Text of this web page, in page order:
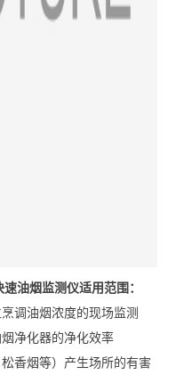
油烟监测仪适用范围：
调油烟浓度的现场监测
净化器的净化效率
香烟等）产生场所的有害